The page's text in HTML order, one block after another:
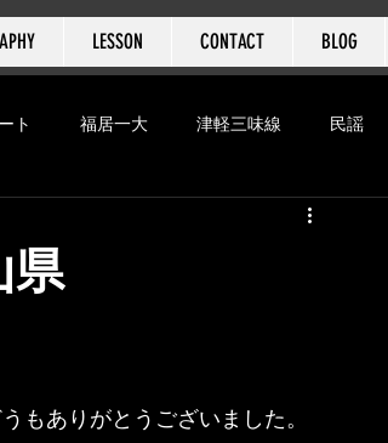
LESSON CONTACT BLOG
ト 福居一大 津軽三味線 民謡
県
もありがとうございました。